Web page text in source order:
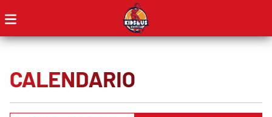
CALENDARIO